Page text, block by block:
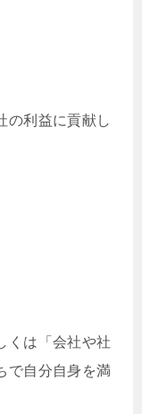
の利益に貢献し
くは「会社や社
で自分自身を満